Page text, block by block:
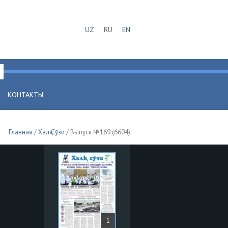
UZ RU EN
КОНТАКТЫ
Главная /Халқ Сўзи / Выпуск №169 (6604)
1